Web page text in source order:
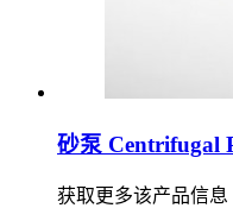
砂泵 Centrifugal
获取更多该产品信息